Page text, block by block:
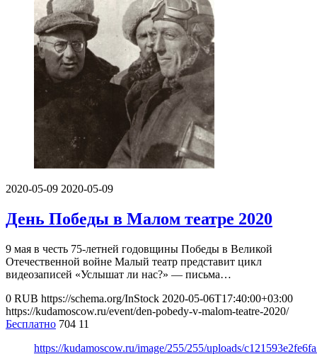
2020-05-09 2020-05-09
День Победы в Малом театре 2020
9 мая в честь 75-летней годовщины Победы в Великой
Отечественной войне Малый театр представит цикл
видеозаписей «Услышат ли нас?» — письма…
0 RUB https://schema.org/InStock 2020-05-06T17:40:00+03:00
https://kudamoscow.ru/event/den-pobedy-v-malom-teatre-2020/
Бесплатно 704 11
https://kudamoscow.ru/image/255/255/uploads/